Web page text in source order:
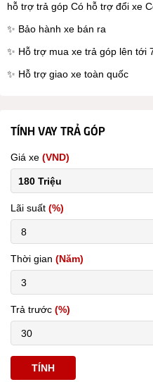
hỗ trợ trả góp Có hỗ trợ đổi xe
✨ Bảo hành xe bán ra
✨ Hỗ trợ mua xe trả góp lên tới
✨ Hỗ trợ giao xe toàn quốc
TÍNH VAY TRẢ GÓP
Giá xe (VND)
Lãi suất (%)
Thời gian (Năm)
Trả trước (%)
TÍNH